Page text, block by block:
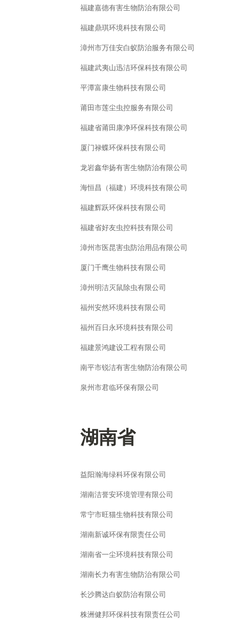
福建嘉德有害生物防治有限公司
福建鼎琪环境科技有限公司
漳州市万佳安白蚁防治服务有限公司
福建武夷山迅洁环保科技有限公司
平潭富康生物科技有限公司
莆田市莲尘虫控服务有限公司
福建省莆田康净环保科技有限公司
厦门禄蝶环保科技有限公司
龙岩鑫华扬有害生物防治有限公司
海恒昌（福建）环境科技有限公司
福建辉跃环保科技有限公司
福建省好友虫控科技有限公司
漳州市医昆害虫防治用品有限公司
厦门千鹰生物科技有限公司
漳州明洁灭鼠除虫有限公司
福州安然环境科技有限公司
福州百日永环境科技有限公司
福建景鸿建设工程有限公司
南平市锐洁有害生物防治有限公司
泉州市君临环保有限公司
湖南省
益阳瀚海绿科环保有限公司
湖南洁誉安环境管理有限公司
常宁市旺猫生物科技有限公司
湖南新诚环保有限责任公司
湖南省一尘环境科技有限公司
湖南长力有害生物防治有限公司
长沙腾达白蚁防治有限公司
株洲健邦环保科技有限责任公司